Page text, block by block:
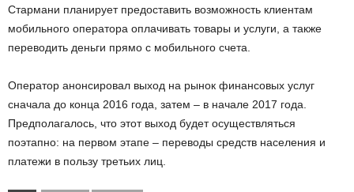
Стармани планирует предоставить возможность клиентам
мобильного оператора оплачивать товары и услуги, а также
переводить деньги прямо с мобильного счета.
Оператор анонсировал выход на рынок финансовых услуг
сначала до конца 2016 года, затем – в начале 2017 года.
Предполагалось, что этот выход будет осуществляться
поэтапно: на первом этапе – переводы средств населения и
платежи в пользу третьих лиц.